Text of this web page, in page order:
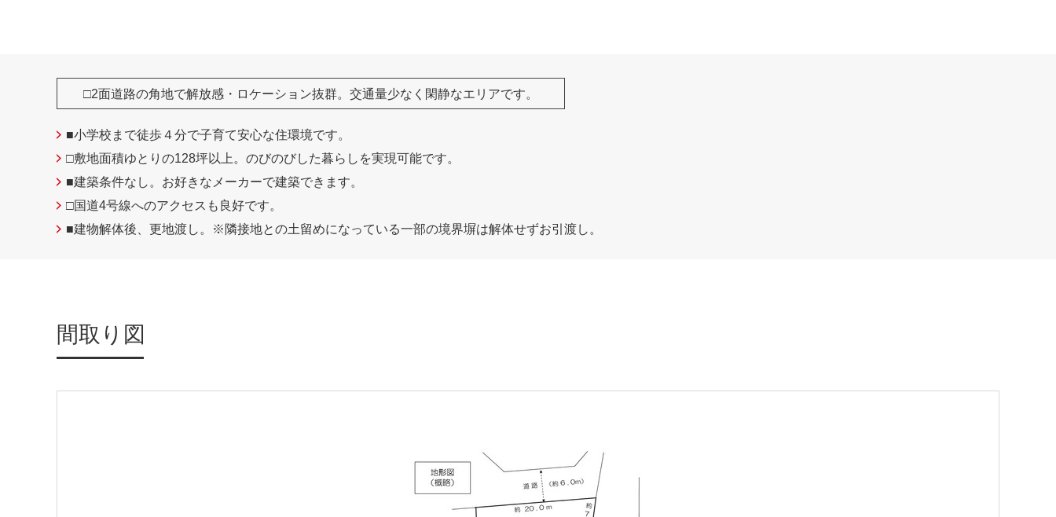
□2面道路の角地で解放感・ロケーション抜群。交通量少なく閑静なエリアです。
■小学校まで徒歩４分で子育て安心な住環境です。
□敷地面積ゆとりの128坪以上。のびのびした暮らしを実現可能です。
■建築条件なし。お好きなメーカーで建築できます。
□国道4号線へのアクセスも良好です。
■建物解体後、更地渡し。※隣接地との土留めになっている一部の境界塀は解体せずお引渡し。
間取り図